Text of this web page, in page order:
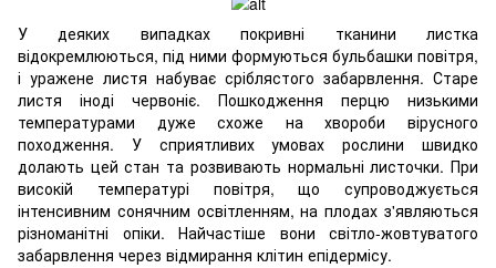
У деяких випадках покривні тканини листка
відокремлюються, під ними формуються бульбашки повітря,
і уражене листя набуває сріблястого забарвлення. Старе
листя іноді червоніє. Пошкодження перцю низькими
температурами дуже схоже на хвороби вірусного
походження. У сприятливих умовах рослини швидко
долають цей стан та розвивають нормальні листочки. При
високій температурі повітря, що супроводжується
інтенсивним сонячним освітленням, на плодах з'являються
різноманітні опіки. Найчастіше вони світло-жовтуватого
забарвлення через відмирання клітин епідермісу.